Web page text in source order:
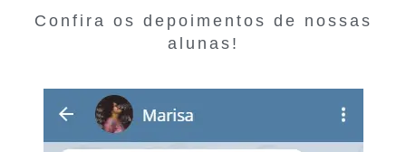
Confira os depoimentos de nossas
alunas!